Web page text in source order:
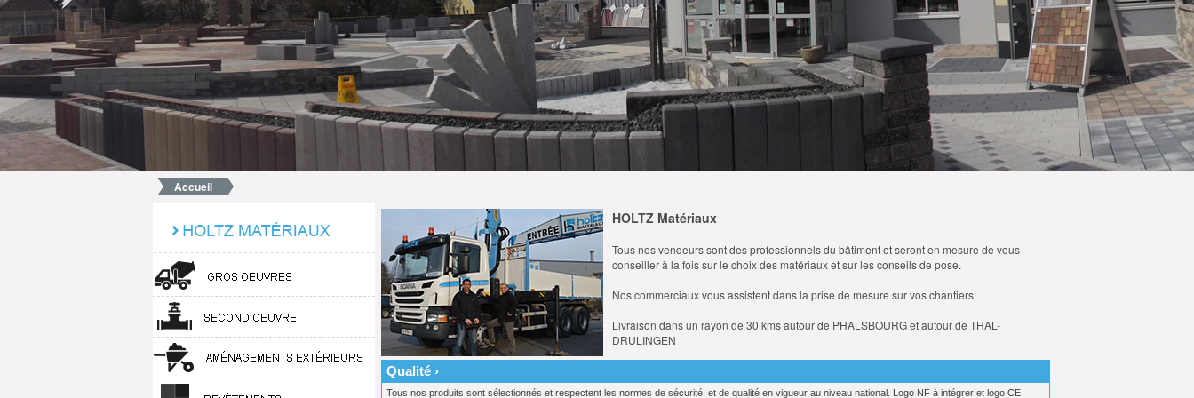
Accueil
HOLTZ Matériaux
Tous nos vendeurs sont des professionnels du bâtiment et seront en mesure de vous
conseiller à la fois sur le choix des matériaux et sur les conseils de pose.
Nos commerciaux vous assistent dans la prise de mesure sur vos chantiers
Livraison dans un rayon de 30 kms autour de PHALSBOURG et autour de THAL-
DRULINGEN
Qualité ›
Tous nos produits sont sélectionnés et respectent les normes de sécurité et de qualité en vigueur au niveau national. Logo NF à intégrer et logo CE